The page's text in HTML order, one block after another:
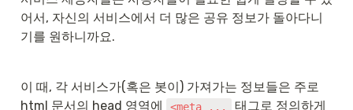
어서, 자신의 서비스에서 더 많은 공유 정보가 돌아다니
기를 원하니까요.
이 때, 각 서비스가(혹은 봇이) 가져가는 정보들은 주로
html 문서의 head 영역에
<meta ...
태그로 정의하게